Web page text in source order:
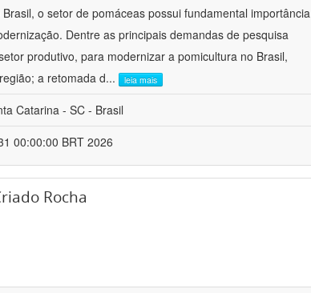
o setor de pomáceas possui fundamental importância
Dentre as principais demandas de pesquisa
produtivo, para modernizar a pomicultura no Brasil,
a retomada d... leia mais
Catarina - SC - Brasil
00:00:00 BRT 2026
Rocha